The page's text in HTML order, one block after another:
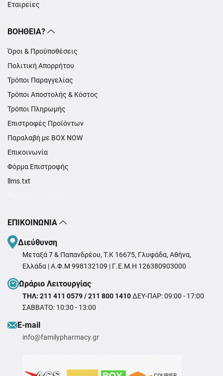
Εταιρείες
ΒΟΉΘΕΙΑ?
Όροι & Προϋποθέσεις
Πολιτική Απορρήτου
Τρόποι Παραγγελίας
Τρόποι Αποστολής & Κόστος
Τρόποι Πληρωμής
Επιστροφές Προϊόντων
Παραλαβή με BOX NOW
Επικοινωνία
Φόρμα Επιστροφής
llms.txt
ΕΠΙΚΟΙΝΩΝΊΑ
Διεύθυνση
Μεταξά 7 & Παπανδρέου, T.K 16675, Γλυφάδα, Αθήνα,
Ελλάδα | Α.Φ.Μ 998132109 | Γ.Ε.Μ.Η 126380903000
Ωράριο Λειτουργίας
ΤΗΛ: 211 411 0579 / 211 800 1410ΔΕΥ-ΠΑΡ: 09:00 - 17:00
ΣΑΒΒΑΤΟ: 10:30 - 13:00
Ε-mail
info@familypharmacy.gr